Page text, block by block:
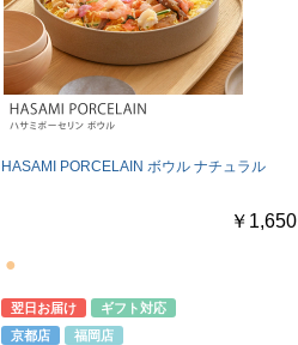
HASAMI PORCELAIN ボウル ナチュラル
￥1,650
●
翌日お届け
ギフト対応
京都店
福岡店